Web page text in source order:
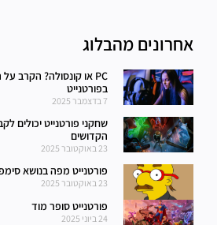
אחרונים מהבלוג
בפורטנייט
7 בדצמבר 2025
שחקני פורטנייט יכולים
הקדושים
23 באוקטובר 2025
פורטנייט מפה בנושא
23 באוקטובר 2025
פורטנייט סופר מוד
24 ביוני 2025